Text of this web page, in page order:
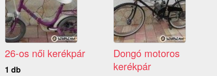
26-os női kerékpár
1 db
Dongó motoros
kerékpár